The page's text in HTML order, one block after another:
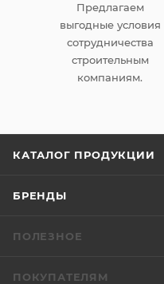
Предлагаем
выгодные условия
сотрудничества
строительным
компаниям.
КАТАЛОГ ПРОДУКЦИИ
БРЕНДЫ
ПОЛЕЗНОЕ
ПОКУПАТЕЛЯМ